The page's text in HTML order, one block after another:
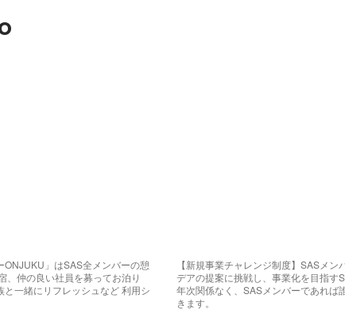
」はSAS全メンバーの憩
、仲の良い社員を募ってお泊り
一緒にリフレッシュなど 利用シ
【新規事業チャレンジ制度】SASメン
デアの提案に挑戦し、事業化を目指す
年次関係なく、SASメンバーであれば
きます。